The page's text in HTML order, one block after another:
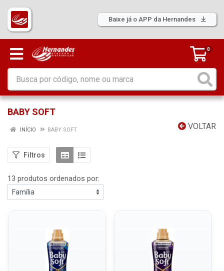
Baixe já o APP da Hernandes
0
BABY SOFT
VOLTAR
INÍCIO BABY SOFT
Filtros
13 produtos ordenados por: